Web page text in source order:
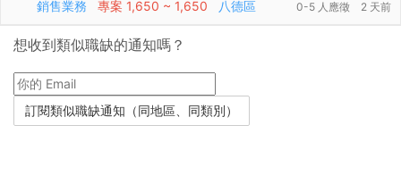
銷售業務
專案 1,650 ~ 1,650 八德區 0-5 人應徵 2 天前
想收到類似職缺的通知嗎？